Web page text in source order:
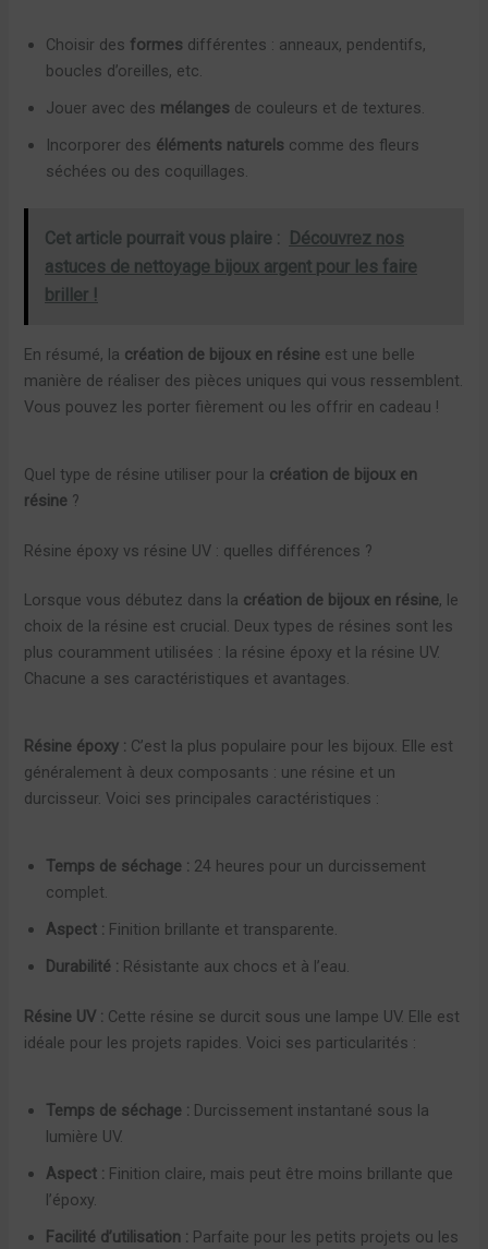
Choisir des formes différentes : anneaux, pendentifs,
boucles d’oreilles, etc.
Jouer avec des mélanges de couleurs et de textures.
Incorporer des éléments naturels comme des fleurs
séchées ou des coquillages.
Cet article pourrait vous plaire :
Découvrez nos
astuces de nettoyage bijoux argent pour les faire
briller !
En résumé, la création de bijoux en résine est une belle
manière de réaliser des pièces uniques qui vous ressemblent.
Vous pouvez les porter fièrement ou les offrir en cadeau !
Quel type de résine utiliser pour la création de bijoux en
résine ?
Résine époxy vs résine UV : quelles différences ?
Lorsque vous débutez dans la création de bijoux en résine, le
choix de la résine est crucial. Deux types de résines sont les
plus couramment utilisées : la résine époxy et la résine UV.
Chacune a ses caractéristiques et avantages.
Résine époxy : C’est la plus populaire pour les bijoux. Elle est
généralement à deux composants : une résine et un
durcisseur. Voici ses principales caractéristiques :
Temps de séchage : 24 heures pour un durcissement
complet.
Aspect : Finition brillante et transparente.
Durabilité : Résistante aux chocs et à l’eau.
Résine UV : Cette résine se durcit sous une lampe UV. Elle est
idéale pour les projets rapides. Voici ses particularités :
Temps de séchage : Durcissement instantané sous la
lumière UV.
Aspect : Finition claire, mais peut être moins brillante que
l’époxy.
Facilité d’utilisation : Parfaite pour les petits projets ou les